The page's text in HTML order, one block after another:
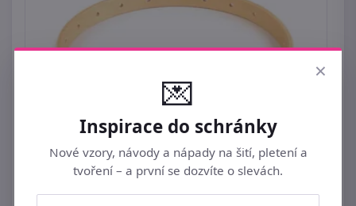
Dřevěný kruh na lapač snů / zvonkohru Ø21
×
💌
Inspirace do schránky
Nové vzory, návody a nápady na šití, pletení a
tvoření – a první se dozvíte o slevách.